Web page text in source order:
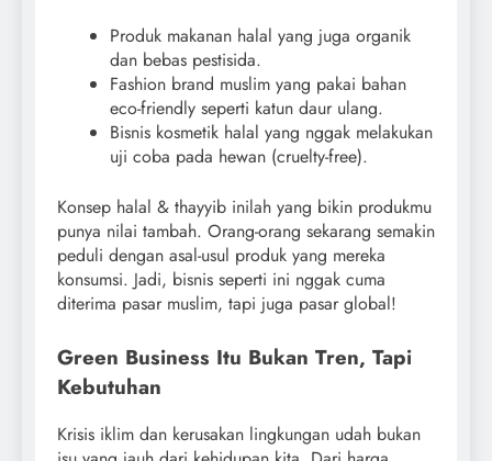
Produk makanan halal yang juga organik
dan bebas pestisida.
Fashion brand muslim yang pakai bahan
eco-friendly seperti katun daur ulang.
Bisnis kosmetik halal yang nggak melakukan
uji coba pada hewan (cruelty-free).
Konsep halal & thayyib inilah yang bikin produkmu
punya nilai tambah. Orang-orang sekarang semakin
peduli dengan asal-usul produk yang mereka
konsumsi. Jadi, bisnis seperti ini nggak cuma
diterima pasar muslim, tapi juga pasar global!
Green Business Itu Bukan Tren, Tapi
Kebutuhan
Krisis iklim dan kerusakan lingkungan udah bukan